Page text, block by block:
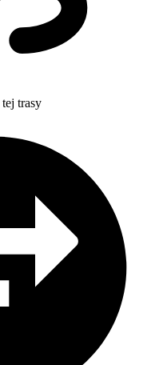
tej trasy